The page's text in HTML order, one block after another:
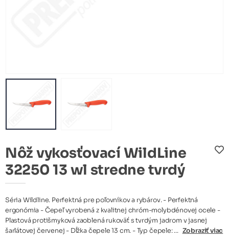
Nôž vykosťovací WildLine
32250 13 wl stredne tvrdý
Séria Wildline. Perfektná pre poľovníkov a rybárov. - Perfektná
ergonómia - Čepeľ vyrobená z kvalitnej chróm-molybdénovej ocele -
Plastová protišmyková zaoblená rukoväť s tvrdým jadrom v jasnej
šarlátovej červenej - Dĺžka čepele 13 cm. - Typ čepele: ... Zobraziť viac